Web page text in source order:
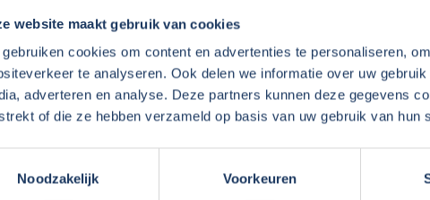
website maakt gebruik van cookies
gebruiken cookies om content en advertenties te personaliseren,
te analyseren. Ook delen we informatie over uw
adverteren en analyse. Deze partners kunnen deze gegevens
of die ze hebben verzameld op basis van uw gebruik van hun
Noodzakelijk
Voorkeuren
om bij ons een camper te kopen?
zijn voor informatie
heeft u gekozen en waarom?
bij de aanschaf van de camper?